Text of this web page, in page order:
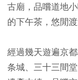
古廟，品嚐道地
的下午茶，悠閒渡
經過幾天遊遍京
条城、三十三間